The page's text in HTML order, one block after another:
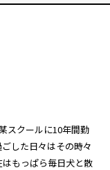
スクールに10年間勤
した日々はその時々
もっぱら毎日犬と散